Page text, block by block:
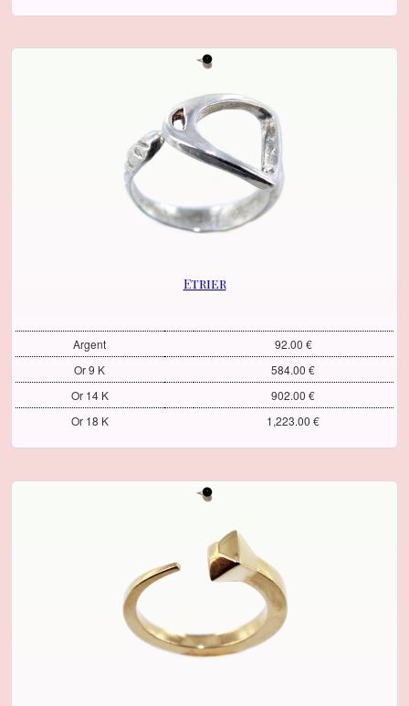
Etrier
Argent
92.00 €
Or 9 K
584.00 €
Or 14 K
902.00 €
Or 18 K
1,223.00 €